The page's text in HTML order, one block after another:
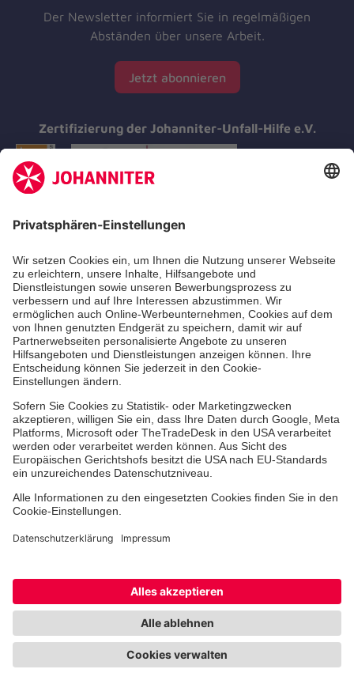
Der Newsletter informiert Sie in regelmäßigen
Abständen über unsere Arbeit.
Jetzt abonnieren
Zertifizierung der Johanniter-Unfall-Hilfe e.V.
Aus- & Fortbildung
Erste-Hilfe-Kurse
Jobs & Ehrenamt
Freiwilligendienst
Spendenprojekte
Johanniter-Jugend
Einrichtungen
Cookie-Einstellungen Datenschutz Barrierefreiheit
Impressum Kontakt Widerruf